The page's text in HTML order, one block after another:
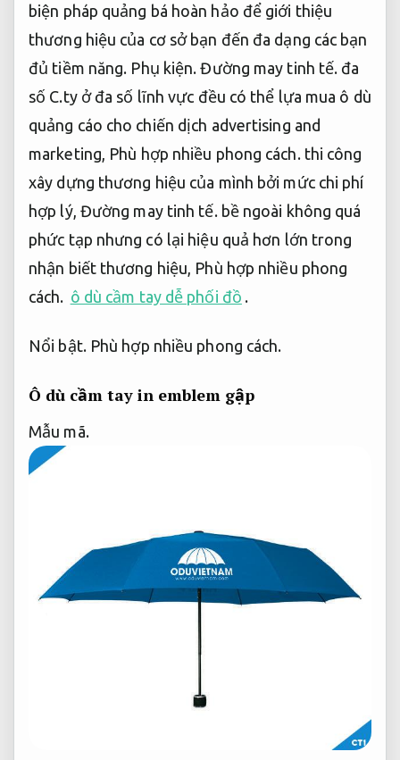
biện pháp quảng bá hoàn hảo để giới thiệu
thương hiệu của cơ sở bạn đến đa dạng các bạn
đủ tiềm năng. Phụ kiện. Đường may tinh tế. đa
số C.ty ở đa số lĩnh vực đều có thể lựa mua ô dù
quảng cáo cho chiến dịch advertising and
marketing, Phù hợp nhiều phong cách. thi công
xây dựng thương hiệu của mình bởi mức chi phí
hợp lý, Đường may tinh tế. bề ngoài không quá
phức tạp nhưng có lại hiệu quả hơn lớn trong
nhận biết thương hiệu, Phù hợp nhiều phong
cách. ô dù cầm tay dễ phối đồ .
Nổi bật. Phù hợp nhiều phong cách.
Ô dù cầm tay in emblem gập
Mẫu mã.